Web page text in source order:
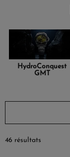
HydroConquest
GMT
46 résultats